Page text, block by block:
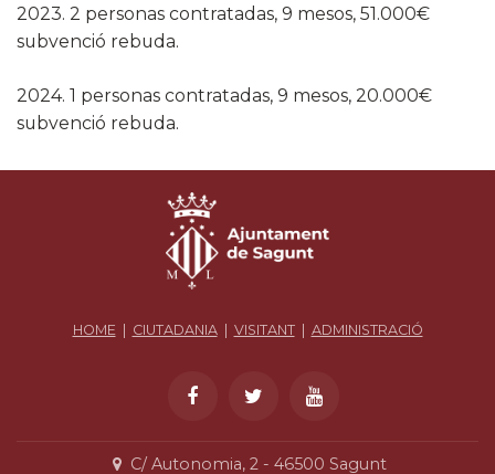
2023. 2 personas contratadas, 9 mesos, 51.000€
subvenció rebuda.
2024. 1 personas contratadas, 9 mesos, 20.000€
subvenció rebuda.
HOME| CIUTADANIA| VISITANT| ADMINISTRACIÓ
C/ Autonomia, 2 - 46500 Sagunt